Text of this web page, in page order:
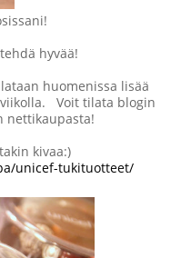
hyvää!
huomenissa lisää
Voit tilata blogin
nettikaupasta!
kivaa:)
unicef-tukituotteet/